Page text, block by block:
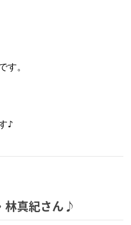
す。
♪
林真紀さん♪